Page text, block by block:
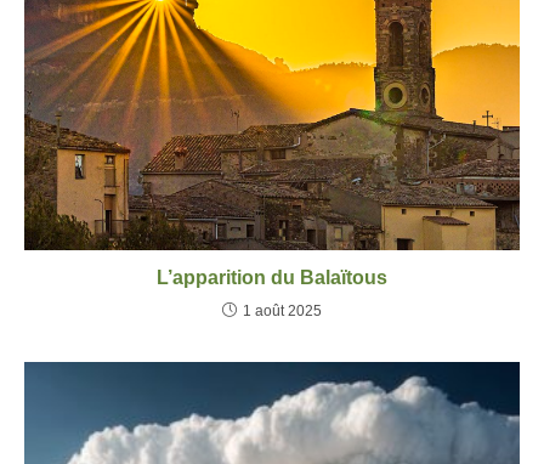
L’apparition du Balaïtous
1 août 2025